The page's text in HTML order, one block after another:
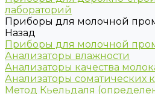
лабораторий
Приборы для молочной
Назад
Приборы для молочной
Анализаторы влажности
Анализаторы качества
Анализаторы соматических
Метод Кьельдаля